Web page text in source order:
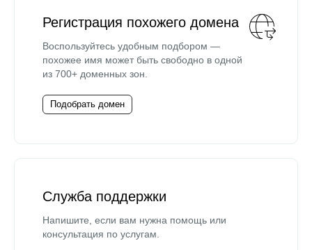
Регистрация похожего домена
Воспользуйтесь удобным подбором —
похожее имя может быть свободно в одной
из 700+ доменных зон.
Подобрать домен
Служба поддержки
Напишите, если вам нужна помощь или
консультация по услугам.